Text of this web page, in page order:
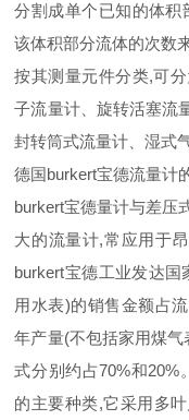
分割成单个已知的体
该体积部分流体的次数
按其测量元件分类,可
子流量计、旋转活塞流
封转筒式流量计、湿式
德国burkert宝德流量计
burkert宝德量计与差压
大的流量计,常应用于
burkert宝德工业发达
用水表)的销售金额占
年产量(不包括家用煤
式分别约占70%和20%
的主要种类,它采用多